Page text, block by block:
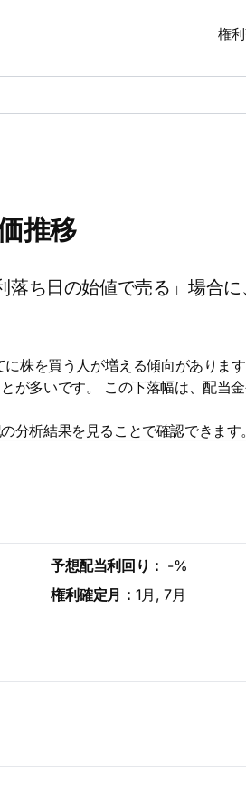
権
推移
ち日の始値で売る」場合
株を買う人が増える傾向がありま
多いです。 この下落幅は、配当
分析結果を見ることで確認できます
予想配当利回り： -%
権利確定月： 1月, 7月